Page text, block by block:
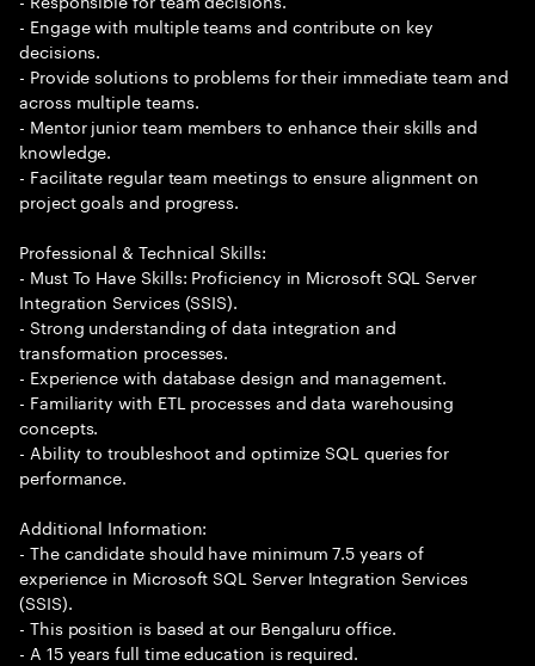
- Engage with multiple teams and contribute on key
decisions.
- Provide solutions to problems for their immediate team and
across multiple teams.
- Mentor junior team members to enhance their skills and
knowledge.
- Facilitate regular team meetings to ensure alignment on
project goals and progress.
Professional & Technical Skills:
- Must To Have Skills: Proficiency in Microsoft SQL Server
Integration Services (SSIS).
- Strong understanding of data integration and
transformation processes.
- Experience with database design and management.
- Familiarity with ETL processes and data warehousing
concepts.
- Ability to troubleshoot and optimize SQL queries for
performance.
Additional Information:
- The candidate should have minimum 7.5 years of
experience in Microsoft SQL Server Integration Services
(SSIS).
- This position is based at our Bengaluru office.
- A 15 years full time education is required.